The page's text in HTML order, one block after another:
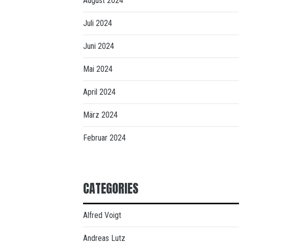
Juli 2024
Juni 2024
Mai 2024
April 2024
März 2024
Februar 2024
CATEGORIES
Alfred Voigt
Andreas Lutz